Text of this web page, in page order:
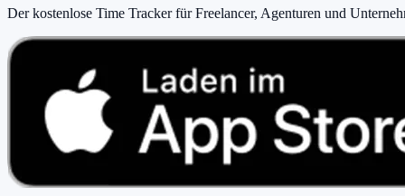
Der kostenlose Time Tracker für Freelancer, Agenturen und